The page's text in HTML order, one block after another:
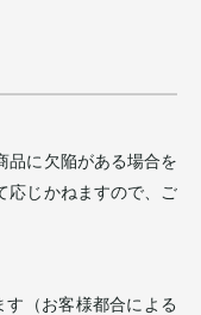
品に欠陥がある場合を
応じかねますので、ご
（お客様都合による